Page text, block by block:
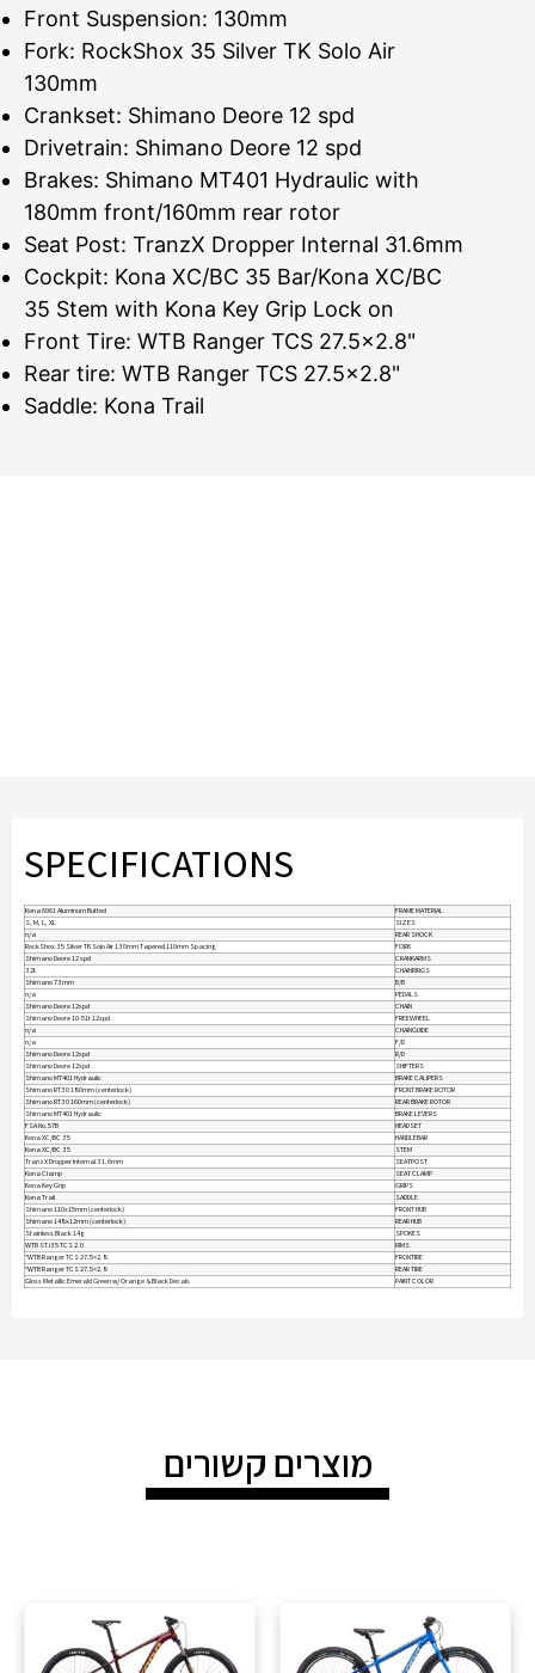
Front Suspension: 130mm
Fork: RockShox 35 Silver TK Solo Air
130mm
Crankset: Shimano Deore 12 spd
Drivetrain: Shimano Deore 12 spd
Brakes: Shimano MT401 Hydraulic with
180mm front/160mm rear rotor
Seat Post: TranzX Dropper Internal 31.6mm
Cockpit: Kona XC/BC 35 Bar/Kona XC/BC
35 Stem with Kona Key Grip Lock on
Front Tire: WTB Ranger TCS 27.5×2.8"
Rear tire: WTB Ranger TCS 27.5×2.8"
Saddle: Kona Trail
SPECIFICATIONS
FRAME MATERIAL
Kona 6061 Aluminum Butted
SIZES
S, M, L, XL
REAR SHOCK
n/a
FORK
RockShox 35 Silver TK Solo Air 130mm Tapered 110mm Spacing
CRANKARMS
Shimano Deore 12 spd
CHAINRINGS
32t
B/B
Shimano 73mm
PEDALS
n/a
CHAIN
Shimano Deore 12spd
FREEWHEEL
Shimano Deore 10-51t 12spd
CHAINGUIDE
n/a
F/D
n/a
R/D
Shimano Deore 12spd
SHIFTERS
Shimano Deore 12spd
BRAKE CALIPERS
Shimano MT401 Hydraulic
FRONT BRAKE ROTOR
Shimano RT30 180mm (centerlock)
REAR BRAKE ROTOR
Shimano RT30 160mm (centerlock)
BRAKE LEVERS
Shimano MT401 Hydraulic
HEADSET
FSA No.57B
HANDLEBAR
Kona XC/BC 35
STEM
Kona XC/BC 35
SEATPOST
TranzX Dropper Internal 31.6mm
SEAT CLAMP
Kona Clamp
GRIPS
Kona Key Grip
SADDLE
Kona Trail
FRONT HUB
Shimano 110x15mm (centerlock)
REAR HUB
Shimano 148x12mm (centerlock)
SPOKES
Stainless Black 14g
RIMS
WTB ST i35 TCS 2.0
FRONTIRE
WTB Ranger TCS 27.5×2.8"
REAR TIRE
WTB Ranger TCS 27.5×2.8"
PAINT COLOR
Gloss Metallic Emerald Green w/ Orange & Black Decals
מוצרים קשורים